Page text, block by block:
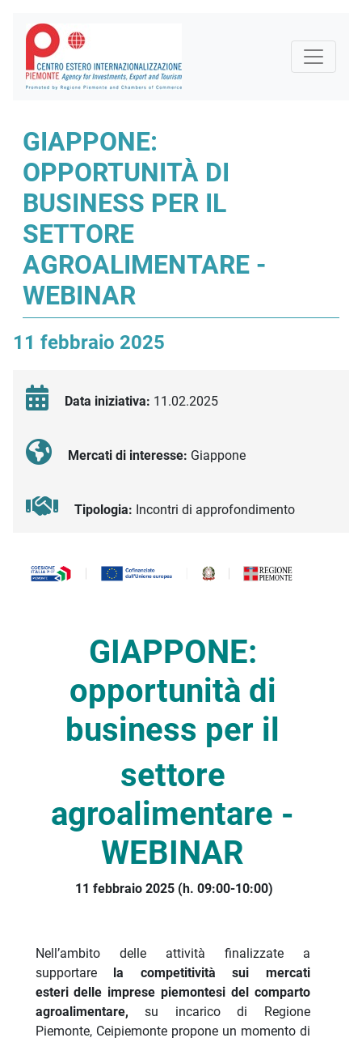
GIAPPONE:
OPPORTUNITÀ DI
BUSINESS PER IL
SETTORE
AGROALIMENTARE -
WEBINAR
11 febbraio 2025
Data iniziativa: 11.02.2025
Mercati di interesse: Giappone
Tipologia: Incontri di approfondimento
Descrizione iniziativa
GIAPPONE:
opportunità di
business per il
settore
agroalimentare -
WEBINAR
11 febbraio 2025 (h. 09:00-10:00)
Nell’ambito delle attività finalizzate a
supportarela competitività sui mercati
esteri delle imprese piemontesi del comparto
agroalimentare, su incarico di Regione
Piemonte, Ceipiemonte propone un momento di